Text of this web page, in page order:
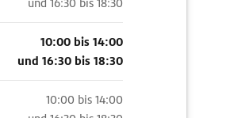
und 16:30 bis 18:30
10:00 bis 14:00
und 16:30 bis 18:30
10:00 bis 14:00